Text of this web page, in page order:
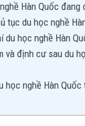
Hàn Quốc đang
tục du học nghề
du học nghề Hàn
và định cư sau du
học nghề Hàn